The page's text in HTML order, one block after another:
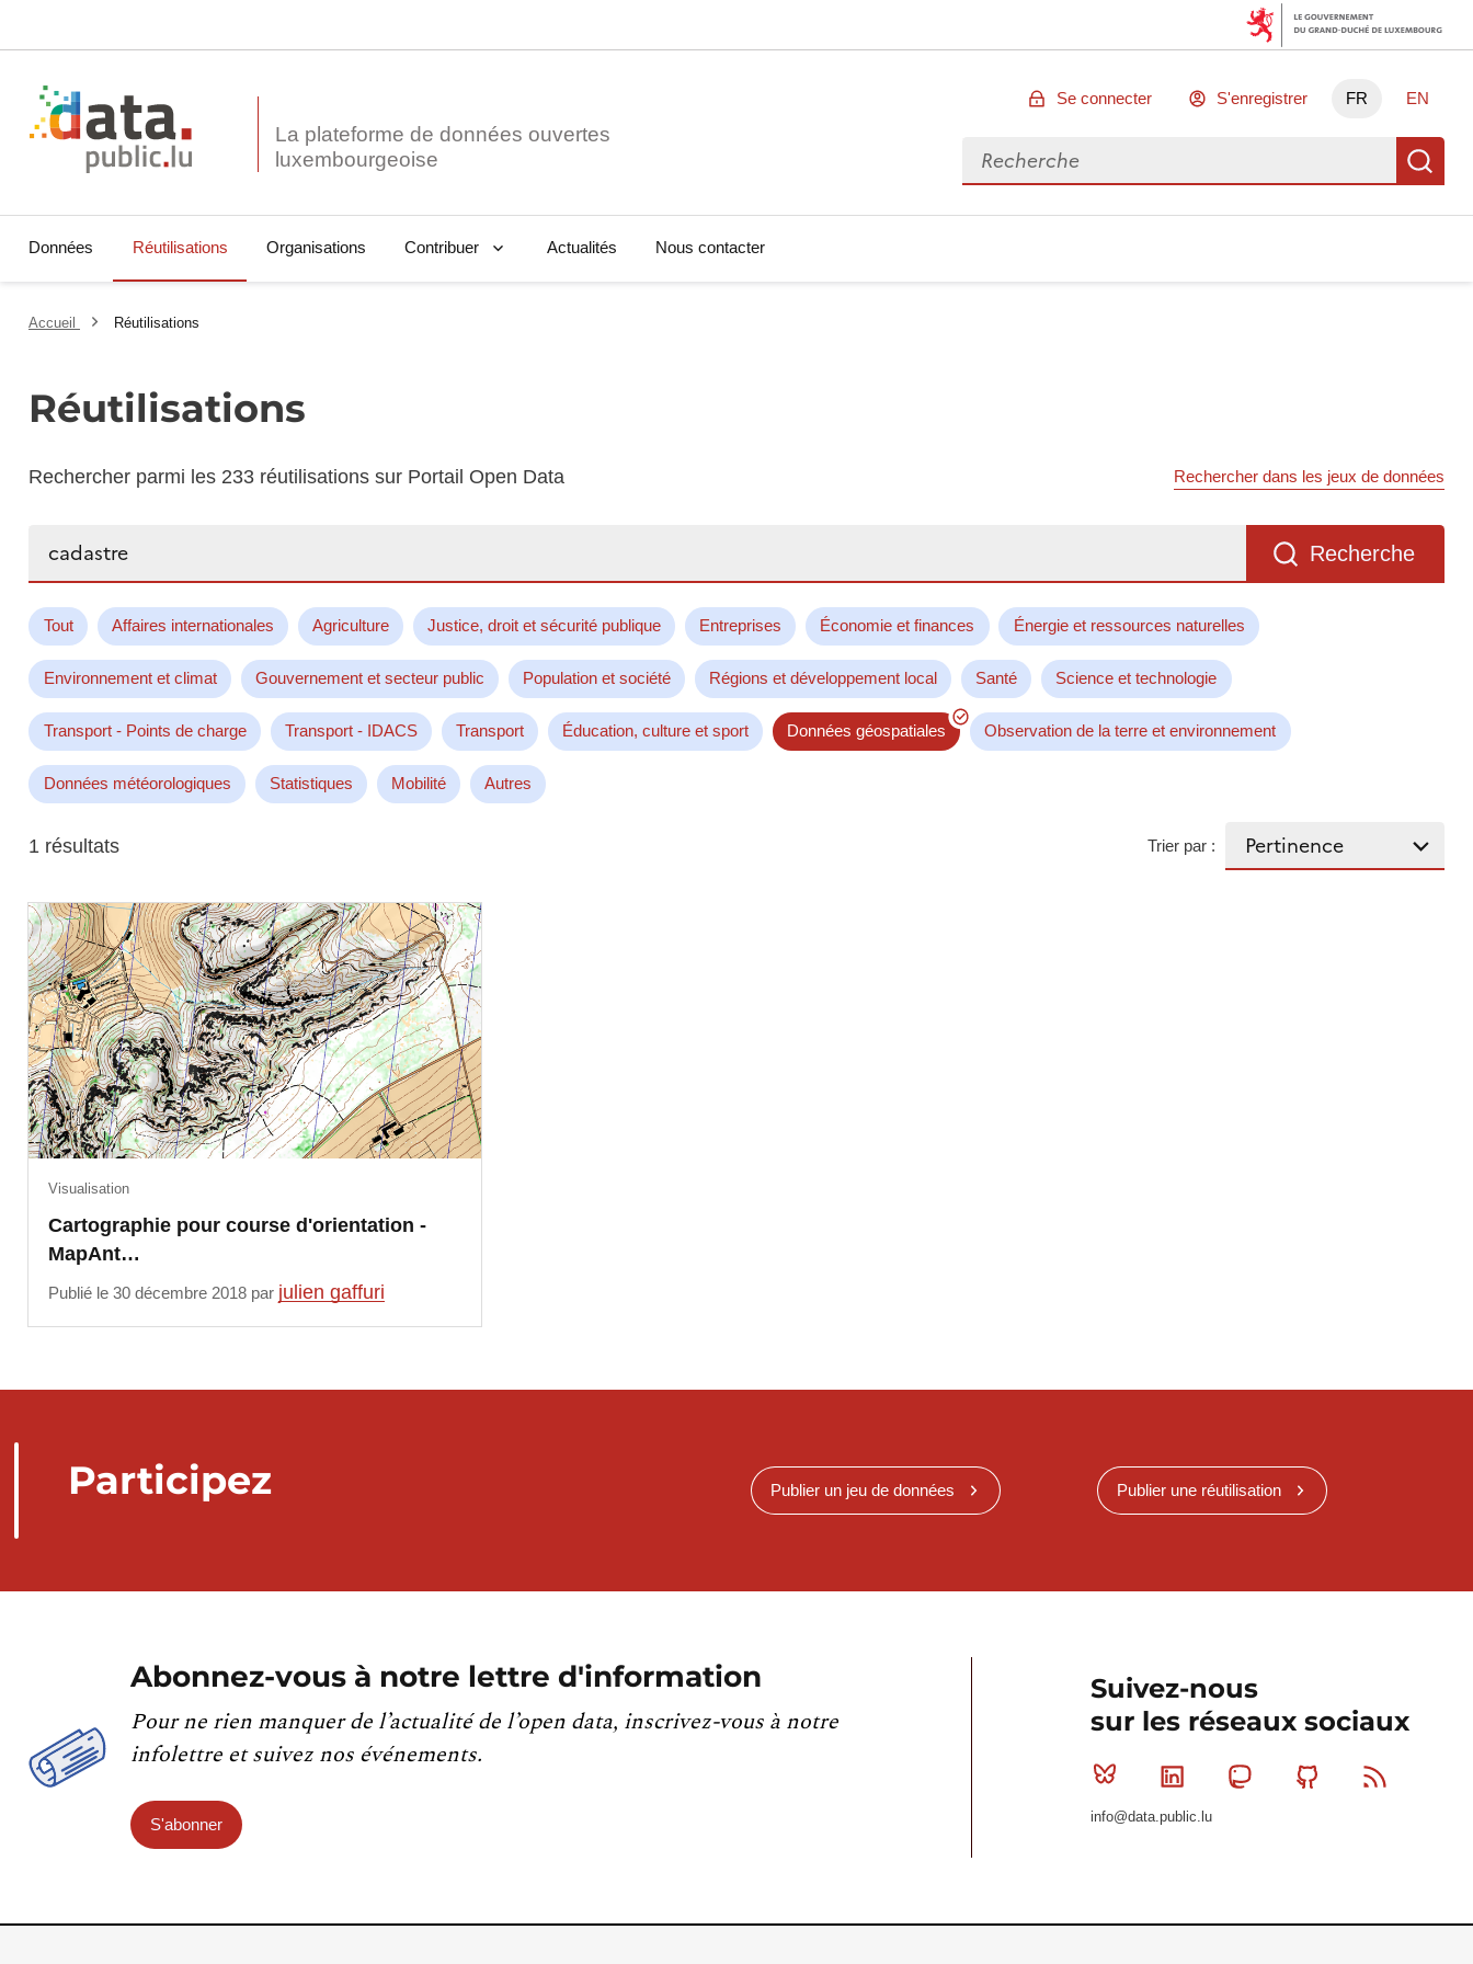
La plateforme de données ouvertes
Se connecter S'enregistrer FR EN
Rechercher des données
Données Réutilisations Organisations Contribuer Actualités Nous contacter
Accueil Réutilisations
Réutilisations
Rechercher parmi les 233 réutilisations sur Portail Open Data Rechercher dans les jeux de données
Recherche
Tout Affaires internationales Agriculture Justice, droit et sécurité publique Entreprises Économie et finances Énergie et ressources naturelles
Environnement et climat Gouvernement et secteur public Population et société Régions et développement local Santé Science et technologie
Transport - Points de charge Transport - IDACS Transport Éducation, culture et sport Données géospatiales Observation de la terre et environnement
Données météorologiques Statistiques Mobilité Autres
1 résultats Trier par :
Cartographie pour course d'orientation -
MapAnt…
Visualisation
Publié le 30 décembre 2018 par julien gaffuri
Participez Publier un jeu de données Publier une réutilisation
Abonnez-vous à notre lettre d'information
Pour ne rien manquer de l’actualité de l’open data, inscrivez-vous à notre
infolettre et suivez nos événements.
S'abonner
Suivez-nous
sur les réseaux sociaux
Bluesky Linkedin MastodonGithub
info@data.public.lu